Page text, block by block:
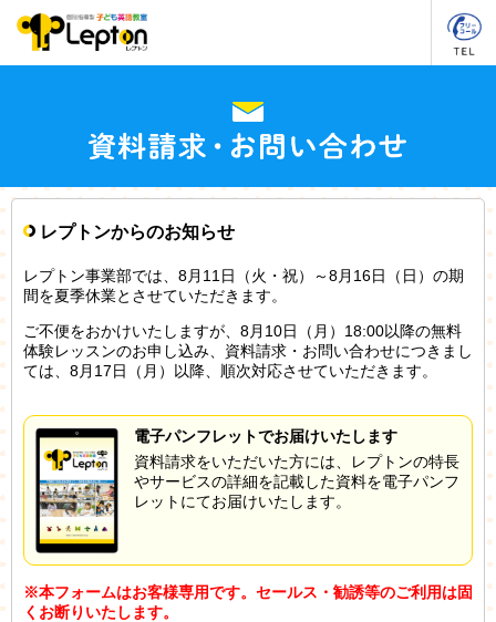
レプトンからのお知らせ
レプトン事業部では、8月11日（火・祝）～8月16日（日）の期
間を夏季休業とさせていただきます。
ご不便をおかけいたしますが、8月10日（月）18:00以降の無料
体験レッスンのお申し込み、資料請求・お問い合わせにつきまし
ては、8月17日（月）以降、順次対応させていただきます。
電子パンフレットでお届けいたします
資料請求をいただいた方には、レプトンの特長
やサービスの詳細を記載した資料を電子パンフ
レットにてお届けいたします。
※本フォームはお客様専用です。セールス・勧誘等のご利用は固
くお断りいたします。